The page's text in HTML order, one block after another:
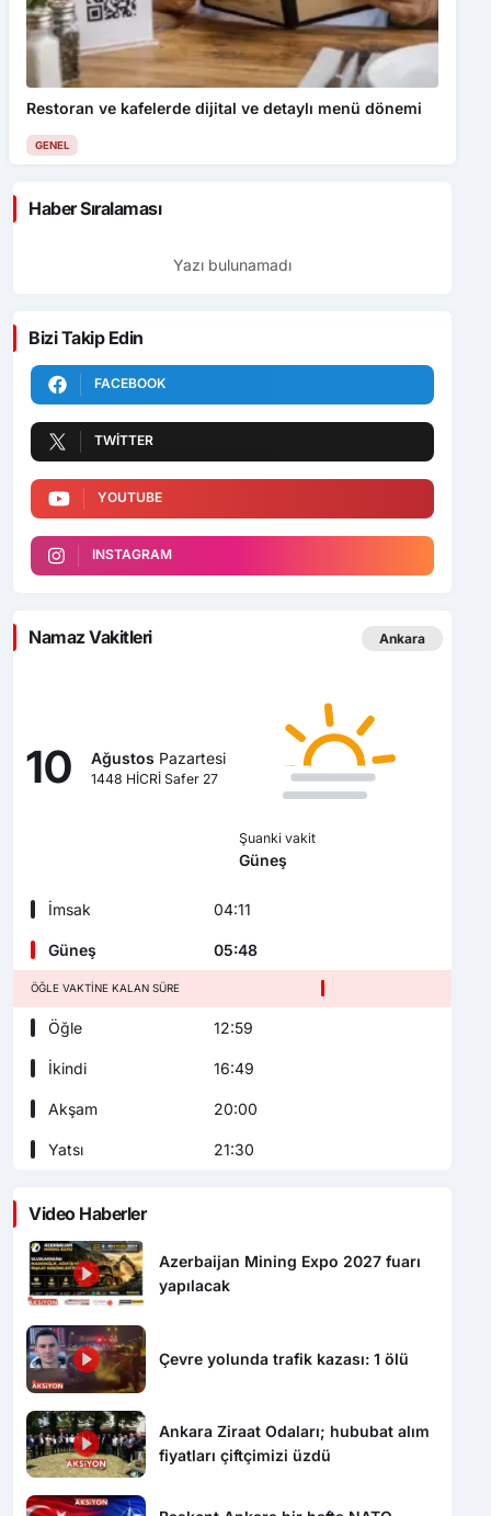
Restoran ve kafelerde dijital ve detaylı menü dönemi
GENEL
Haber Sıralaması
Yazı bulunamadı
Bizi Takip Edin
FACEBOOK
TWITTER
YOUTUBE
INSTAGRAM
Namaz Vakitleri Ankara
10 Ağustos Pazartesi
1448 HİCRİ Safer 27
Şuanki vakit
Güneş
İmsak 04:11
Güneş 05:48
ÖĞLE VAKTINE KALAN SÜRE
Öğle 12:59
İkindi 16:49
Akşam 20:00
Yatsı 21:30
Video Haberler
Azerbaijan Mining Expo 2027 fuarı
yapılacak
Çevre yolunda trafik kazası: 1 ölü
Ankara Ziraat Odaları; hububat alım
fiyatları çiftçimizi üzdü